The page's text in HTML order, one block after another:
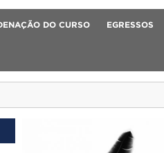
DO CURSO EGRESSOS